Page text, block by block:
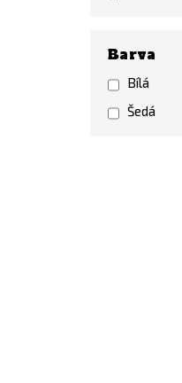
Barva
Bílá
Šedá